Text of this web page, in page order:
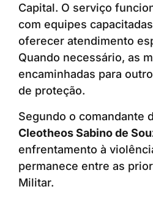
Capital. O serviço
com equipes
oferecer atendimento
Quando necessário, as
encaminhadas para
de proteção.
Segundo o comandante
Cleotheos Sabino de
enfrentamento à
permanece entre as
Militar.